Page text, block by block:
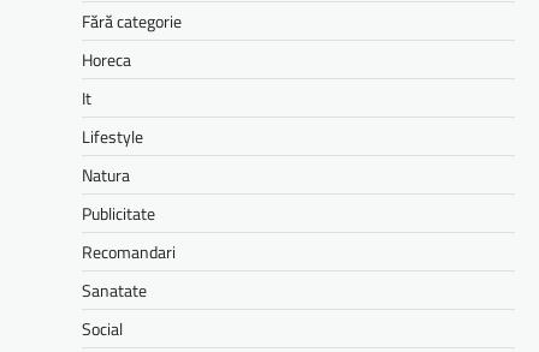
Fără categorie
Horeca
It
Lifestyle
Natura
Publicitate
Recomandari
Sanatate
Social